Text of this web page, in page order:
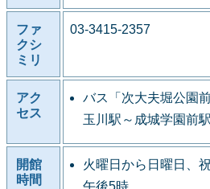
ファ
クシ
ミリ
03-3415-2357
アク
セス
バス「次大夫堀公園
玉川駅～成城学園前
開館
時間
火曜日から日曜日、